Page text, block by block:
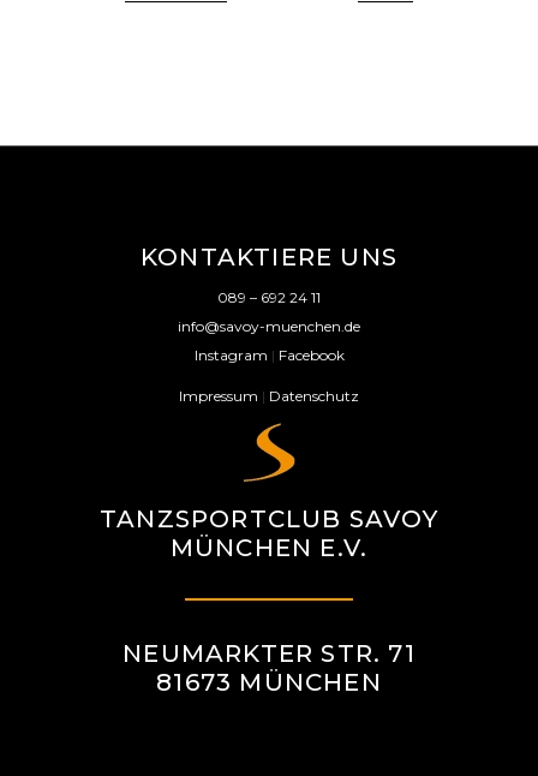
KONTAKTIERE UNS
089 – 692 24 11
info@savoy-muenchen.de
Instagram | Facebook
Impressum | Datenschutz
TANZSPORTCLUB SAVOY
MÜNCHEN E.V.
NEUMARKTER STR. 71
81673 MÜNCHEN